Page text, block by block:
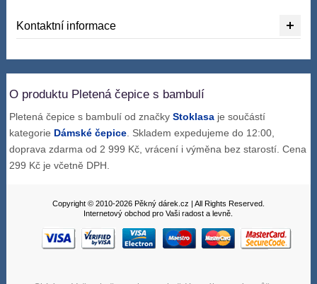
Kontaktní informace
O produktu Pletená čepice s bambulí
Pletená čepice s bambulí od značkyStoklasa je součástí
kategorie Dámské čepice. Skladem expedujeme do 12:00,
doprava zdarma od 2 999 Kč, vrácení i výměna bez starostí. Cena
299 Kč je včetně DPH.
Copyright © 2010-2026 Pěkný dárek.cz | All Rights Reserved.
Internetový obchod pro Vaši radost a levně.